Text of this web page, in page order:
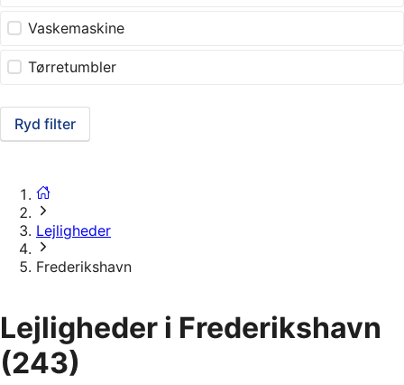
Vaskemaskine
Tørretumbler
Ryd filter
Lejligheder
Frederikshavn
Lejligheder i Frederikshavn
(243)